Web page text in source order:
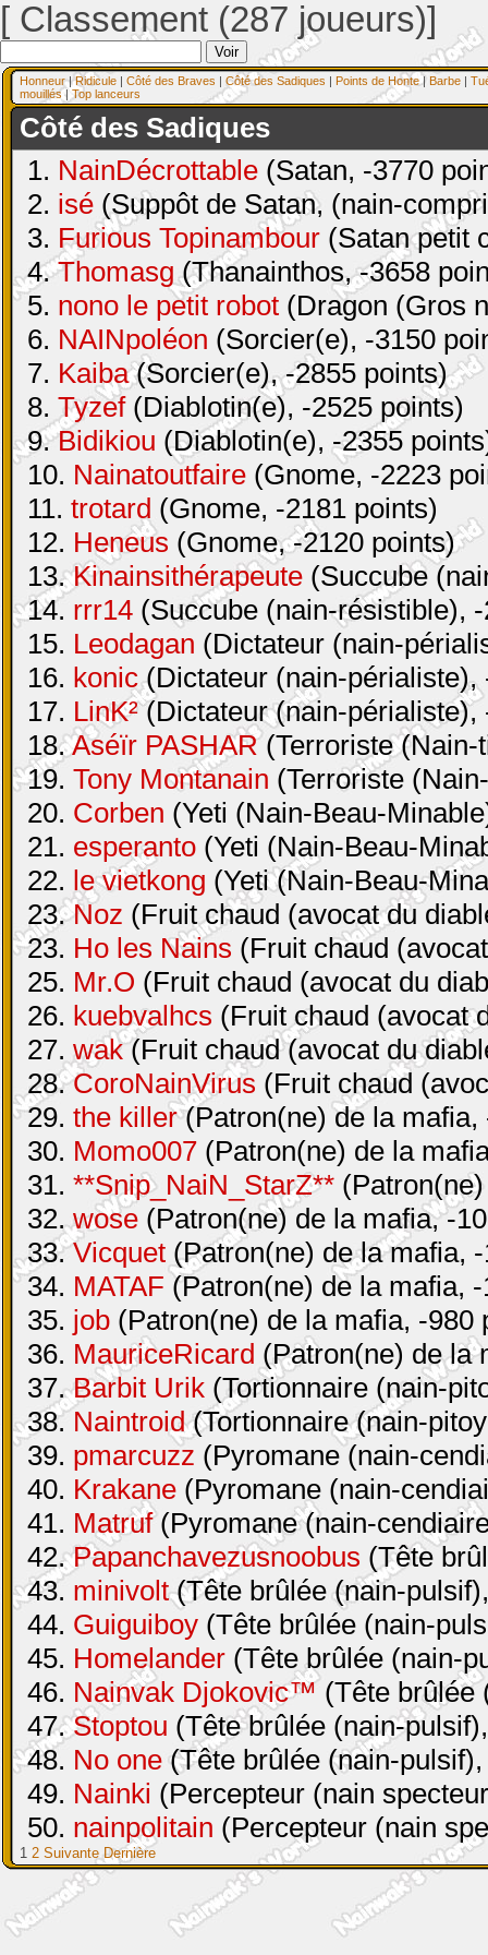
[ Classement (287 joueurs)]
Honneur|Ridicule | Côté des Braves | Côté des Sadiques | Points de Honte| Barbe |
mouillés| Top lanceurs
Côté des Sadiques
1. NainDécrottable (Satan, -3770
2. isé (Suppôt de Satan, (nain-
3. Furious Topinambour (Satan petit
4.Thomasg(Thanainthos, -3658
5. nono le petit robot (Dragon (Gros
6. NAINpoléon (Sorcier(e), -3150
7. Kaiba(Sorcier(e), -2855 points)
8. Tyzef(Diablotin(e), -2525 points)
9.Bidikiou (Diablotin(e), -2355
10. Nainatoutfaire (Gnome, -2223
11. trotard (Gnome, -2181 points)
12. Heneus (Gnome, -2120 points)
13.Kinainsithérapeute (Succube
14. rrr14 (Succube (nain-résistible),
15. Leodagan (Dictateur (nain-
16. konic(Dictateur (nain-périaliste),
17. LinK²(Dictateur (nain-périaliste),
18.Aséïr PASHAR(Terroriste (Nain-
19. Tony Montanain (Terroriste
20. Corben (Yeti (Nain-Beau-
21. esperanto (Yeti (Nain-Beau-
22. le vietkong (Yeti (Nain-Beau-
23.Noz (Fruit chaud (avocat du
23. Ho les Nains (Fruit chaud
25. Mr.O (Fruit chaud (avocat du
26. kuebvalhcs (Fruit chaud (avocat
27. wak(Fruit chaud (avocat du
28.CoroNainVirus (Fruit chaud
29. the killer(Patron(ne) de la mafia,
30. Momo007 (Patron(ne) de la
31. **Snip_NaiN_StarZ**
32.wose (Patron(ne) de la mafia, -
33.Vicquet (Patron(ne) de la mafia,
34. MATAF (Patron(ne) de la mafia,
35. job (Patron(ne) de la mafia, -980
36. MauriceRicard (Patron(ne) de la
37.Barbit Urik (Tortionnaire (nain-
38. Naintroid(Tortionnaire (nain-
39. pmarcuzz (Pyromane (nain-
40. Krakane (Pyromane (nain-
41. Matruf(Pyromane (nain-
42.Papanchavezusnoobus (Tête
43. minivolt(Tête brûlée (nain-
44. Guiguiboy (Tête brûlée (nain-
45. Homelander (Tête brûlée (nain-
46. Nainvak Djokovic™(Tête brûlée
47.Stoptou (Tête brûlée (nain-
48. No one (Tête brûlée (nain-
49. Nainki (Percepteur (nain
50. nainpolitain (Percepteur (nain
1 2 Suivante Dernière